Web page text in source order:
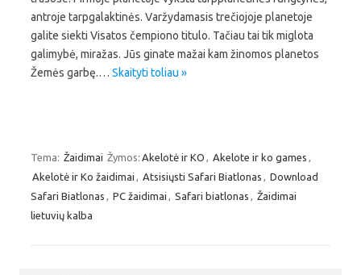
antroje tarpgalaktinės. Varžydamasis trečiojoje planetoje
galite siekti Visatos čempiono titulo. Tačiau tai tik miglota
galimybė, miražas. Jūs ginate mažai kam žinomos planetos
Žemės garbę.… Skaityti toliau »
Tema: Žaidimai Žymos: Akelotė ir KO Akelote ir ko games
Akelotė ir Ko žaidimai
Atsisiųsti Safari Biatlonas
Download
Safari Biatlonas
PC žaidimai Safari biatlonas
Žaidimai
lietuvių kalba